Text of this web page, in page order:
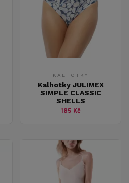
KALHOTKY
Kalhotky JULIMEX
SIMPLE CLASSIC
SHELLS
185 Kč